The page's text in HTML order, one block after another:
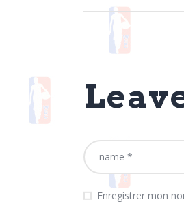
Enregistrer mon